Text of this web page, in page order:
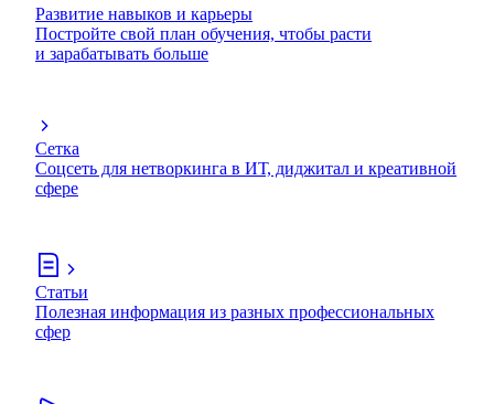
Развитие навыков и карьеры
Постройте свой план обучения, чтобы расти
и зарабатывать больше
Сетка
Соцсеть для нетворкинга в ИТ, диджитал и креативной
сфере
Статьи
Полезная информация из разных профессиональных
сфер